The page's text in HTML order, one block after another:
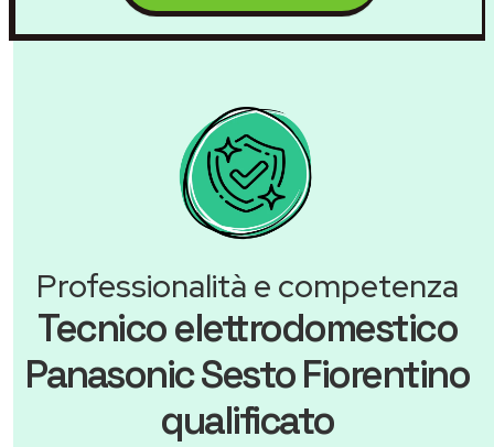
Professionalità e competenza
Tecnico elettrodomestico
Panasonic Sesto Fiorentino
qualificato